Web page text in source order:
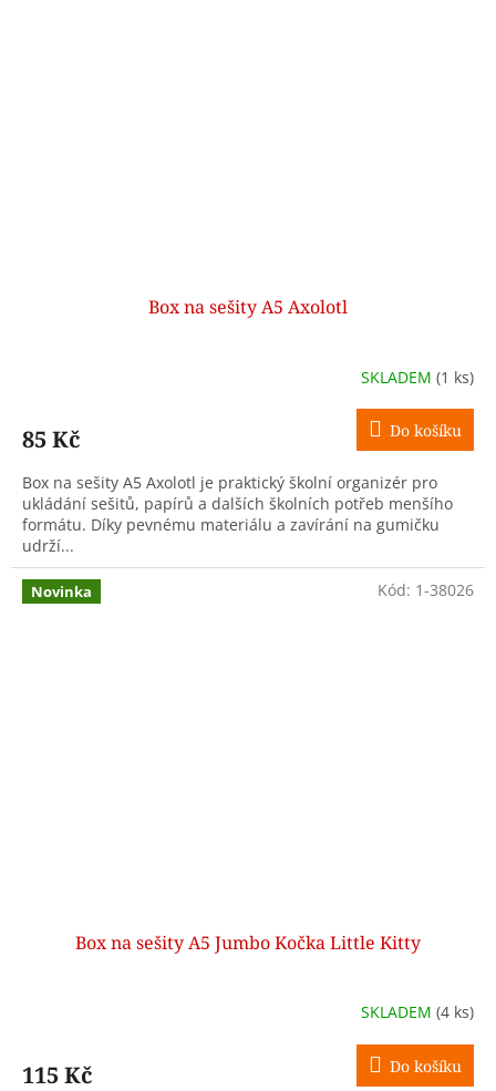
Box na sešity A5 Axolotl
SKLADEM (1 ks)
85 Kč Do košíku
Box na sešity A5 Axolotl je praktický školní organizér pro
ukládání sešitů, papírů a dalších školních potřeb menšího
formátu. Díky pevnému materiálu a zavírání na gumičku
udrží...
Novinka
Box na sešity A5 Jumbo Kočka Little Kitty
SKLADEM (4 ks)
115 Kč Do košíku
Kód: 1-38026